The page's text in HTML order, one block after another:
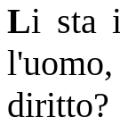
Li sta